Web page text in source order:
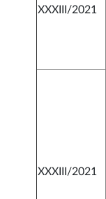
XXXIII/2021
XXXIII/2021